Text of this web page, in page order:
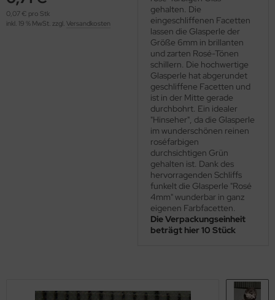
0,07 € pro Stk
inkl. 19 % MwSt. zzgl. Versandkosten
gehalten. Die
eingeschliffenen Facetten
lassen die Glasperle der
Größe 6mm in brillanten
und zarten Rosé-Tönen
schillern. Die hochwertige
Glasperle hat abgerundet
geschliffene Facetten und
ist in der Mitte gerade
durchbohrt. Ein idealer
"Hinseher", da die Glasperle
im wunderschönen reinen
roséfarbigen
durchsichtigen Grün
gehalten ist. Dank des
hervorragenden Schliffs
funkelt die Glasperle "Rosé
4mm" wunderbar in ganz
eigenen Farbfacetten.
Die Verpackungseinheit
beträgt hier 10 Stück